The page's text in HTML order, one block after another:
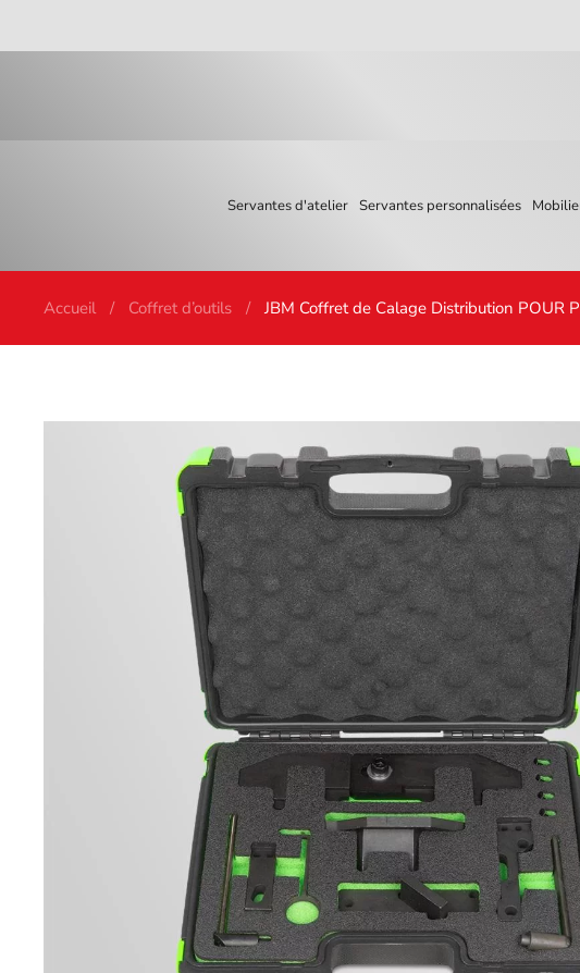
Servantes d'atelier Servantes personnalisées
Accueil Coffret d’outils JBM Coffret de Calage Distribution POUR